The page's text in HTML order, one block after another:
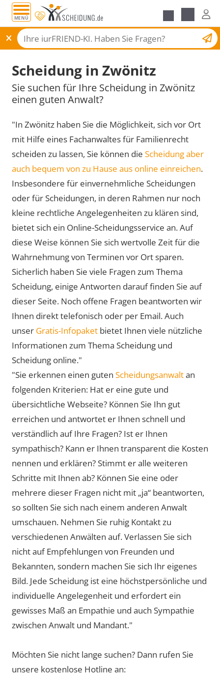
MENÜ
Scheidungsantrag
Scheidung in Zwönitz
Sie suchen für Ihre Scheidung in Zwönitz
einen guten Anwalt?
"In Zwönitz haben Sie die Möglichkeit, sich vor Ort
mit Hilfe eines Fachanwaltes für Familienrecht
scheiden zu lassen, Sie können die Scheidung aber
auch bequem von zu Hause aus online einreichen.
Insbesondere für einvernehmliche Scheidungen
oder für Scheidungen, in deren Rahmen nur noch
kleine rechtliche Angelegenheiten zu klären sind,
bietet sich ein Online-Scheidungsservice an. Auf
diese Weise können Sie sich wertvolle Zeit für die
Wahrnehmung von Terminen vor Ort sparen.
Sicherlich haben Sie viele Fragen zum Thema
Scheidung, einige Antworten darauf finden Sie auf
dieser Seite. Noch offene Fragen beantworten wir
Ihnen direkt telefonisch oder per Email. Auch
unser Gratis-Infopaket bietet Ihnen viele nützliche
Informationen zum Thema Scheidung und
Scheidung online."
"Sie erkennen einen guten Scheidungsanwaltan
folgenden Kriterien: Hat er eine gute und
übersichtliche Webseite? Können Sie Ihn gut
erreichen und antwortet er Ihnen schnell und
verständlich auf Ihre Fragen? Ist er Ihnen
sympathisch? Kann er Ihnen transparent die Kosten
nennen und erklären? Stimmt er alle weiteren
Schritte mit Ihnen ab? Können Sie eine oder
mehrere dieser Fragen nicht mit „ja“ beantworten,
so sollten Sie sich nach einem anderen Anwalt
umschauen. Nehmen Sie ruhig Kontakt zu
verschiedenen Anwälten auf. Verlassen Sie sich
nicht auf Empfehlungen von Freunden und
Bekannten, sondern machen Sie sich Ihr eigenes
Bild. Jede Scheidung ist eine höchstpersönliche und
individuelle Angelegenheit und erfordert ein
gewisses Maß an Empathie und auch Sympathie
zwischen Anwalt und Mandant."
Möchten Sie nicht lange suchen? Dann rufen Sie
unsere kostenlose Hotline an: